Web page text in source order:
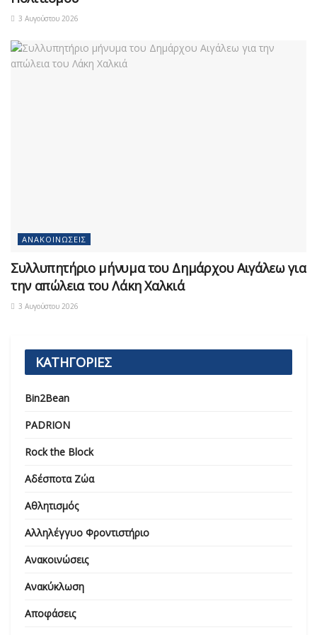
3 Αυγούστου 2026
ΑΝΑΚΟΙΝΏΣΕΙΣ
Συλλυπητήριο μήνυμα του Δημάρχου Αιγάλεω για
την απώλεια του Λάκη Χαλκιά
3 Αυγούστου 2026
ΚΑΤΗΓΟΡΙΕΣ
Bin2Bean
PADRION
Rock the Block
Αδέσποτα Ζώα
Αθλητισμός
Αλληλέγγυο Φροντιστήριο
Ανακοινώσεις
Ανακύκλωση
Αποφάσεις